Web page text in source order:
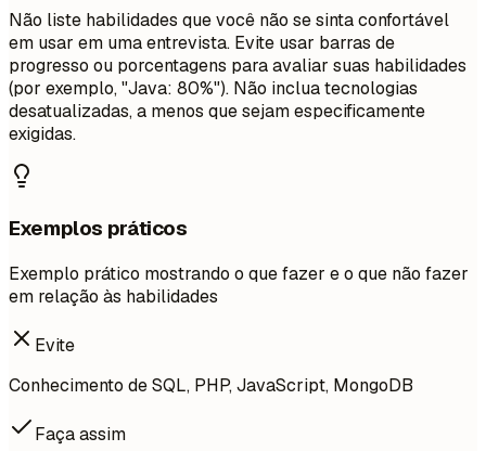
Não liste habilidades que você não se sinta confortável
em usar em uma entrevista. Evite usar barras de
progresso ou porcentagens para avaliar suas habilidades
(por exemplo, "Java: 80%"). Não inclua tecnologias
desatualizadas, a menos que sejam especificamente
exigidas.
Exemplos práticos
Exemplo prático mostrando o que fazer e o que não fazer
em relação às habilidades
Evite
Conhecimento de SQL, PHP, JavaScript, MongoDB
Faça assim